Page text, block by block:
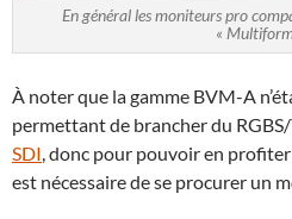
En général les moniteurs pro
«
À noter que la gamme BVM-A
permettant de brancher du
SDI, donc pour pouvoir en
est nécessaire de se procurer un